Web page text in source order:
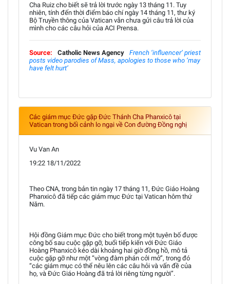
Cha Ruiz cho biết sẽ trả lời trước ngày 13 tháng 11. Tuy
nhiên, tính đến thời điểm báo chí ngày 14 tháng 11, thư ký
Bộ Truyền thông của Vatican vẫn chưa gửi câu trả lời của
mình cho các câu hỏi của ACI Prensa.
Source: Catholic News Agency
French ‘influencer’ priest
posts video parodies of Mass, apologies to those who ‘may
have felt hurt’
Các giám mục Đức gặp Đức Thánh Cha Phanxicô tại
Vatican trong bối cảnh lo ngại về Con đường Đồng nghị
Vu Van An
19:22 18/11/2022
Theo CNA, trong bản tin ngày 17 tháng 11, Đức Giáo Hoàng
Phanxicô đã tiếp các giám mục Đức tại Vatican hôm thứ
Năm.
Hội đồng Giám mục Đức cho biết trong một tuyên bố được
công bố sau cuộc gặp gỡ, buổi tiếp kiến với Đức Giáo
Hoàng Phanxicô kéo dài khoảng hai giờ đồng hồ, mô tả
cuộc gặp gỡ như một “vòng đàm phán cởi mở”, trong đó
“các giám mục có thể nêu lên các câu hỏi và vấn đề của
họ, và Đức Giáo Hoàng đã trả lời riêng từng người”.